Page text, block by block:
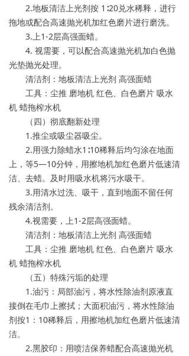
2.地板清洁上光剂按 1∶20兑水稀释，进行
拖地或配合高速抛光机加红色磨片进行磨洗。
3.上1-2层高强面蜡。
4. 视需要，可以配合高速抛光机加白色抛
光垫抛光处理。
清洁剂：地板清洁上光剂 高强面蜡
工具：尘推 磨地机 红色、白色磨片 吸水
机 蜡拖榨水机
（四）彻底翻新处理
1.推尘或吸尘器吸尘。
2.用强力除蜡水1∶10稀释后均匀涂在地面
上，等5—10分钟，用擦地机加红色磨片低速清
洁、去蜡。及时用吸水机将污水吸干。
3.用清水过洗、吸干，直到地面不留任何
残余清洁剂。
4.视需要，上1-2层高强面蜡。
清洁剂：地板清洁上光剂 高强面蜡
工具：尘推 磨地机 红色、白色磨片 吸水
机 蜡拖榨水机
（五）特殊污垢的处理
1.油污：局部油污，将水性除油剂原液直
接倒在毛巾上擦拭；大面积油污，将水性除油
剂按1：10稀释后，用擦地机加红色磨片低速清
洁。
2.黑胶印：用喷洁保养蜡配合高速抛光机